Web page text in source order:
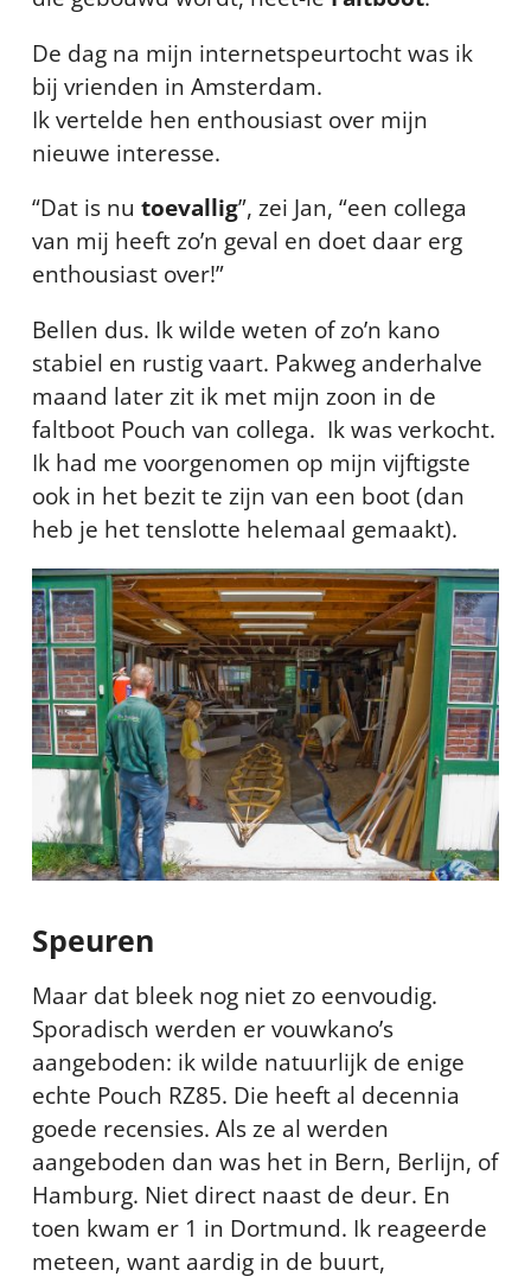
De dag na mijn internetspeurtocht was ik
bij vrienden in Amsterdam.
Ik vertelde hen enthousiast over mijn
nieuwe interesse.
“Dat is nu toevallig”, zei Jan, “een collega
van mij heeft zo’n geval en doet daar erg
enthousiast over!”
Bellen dus. Ik wilde weten of zo’n kano
stabiel en rustig vaart. Pakweg anderhalve
maand later zit ik met mijn zoon in de
faltboot Pouch van collega. Ik was verkocht.
Ik had me voorgenomen op mijn vijftigste
ook in het bezit te zijn van een boot (dan
heb je het tenslotte helemaal gemaakt).
Speuren
Maar dat bleek nog niet zo eenvoudig.
Sporadisch werden er vouwkano’s
aangeboden: ik wilde natuurlijk de enige
echte Pouch RZ85. Die heeft al decennia
goede recensies. Als ze al werden
aangeboden dan was het in Bern, Berlijn, of
Hamburg. Niet direct naast de deur. En
toen kwam er 1 in Dortmund. Ik reageerde
meteen, want aardig in de buurt,